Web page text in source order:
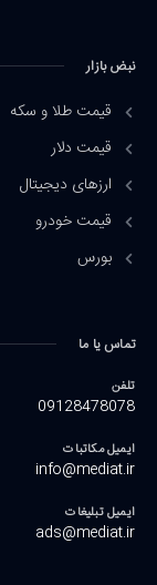
نبض بازار
قیمت طلا و سکه
قیمت دلار
ارزهای دیجیتال
قیمت خودرو
بورس
تماس یا ما
تلفن
09128478078
ایمیل مکاتبات
info@mediat.ir
ایمیل تبلیغات
ads@mediat.ir